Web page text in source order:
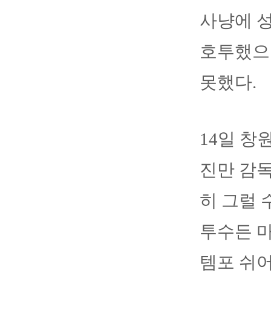
사냥에
호투했
못했다.
14일 창
진만 감
히 그럴
투수든
템포 쉬